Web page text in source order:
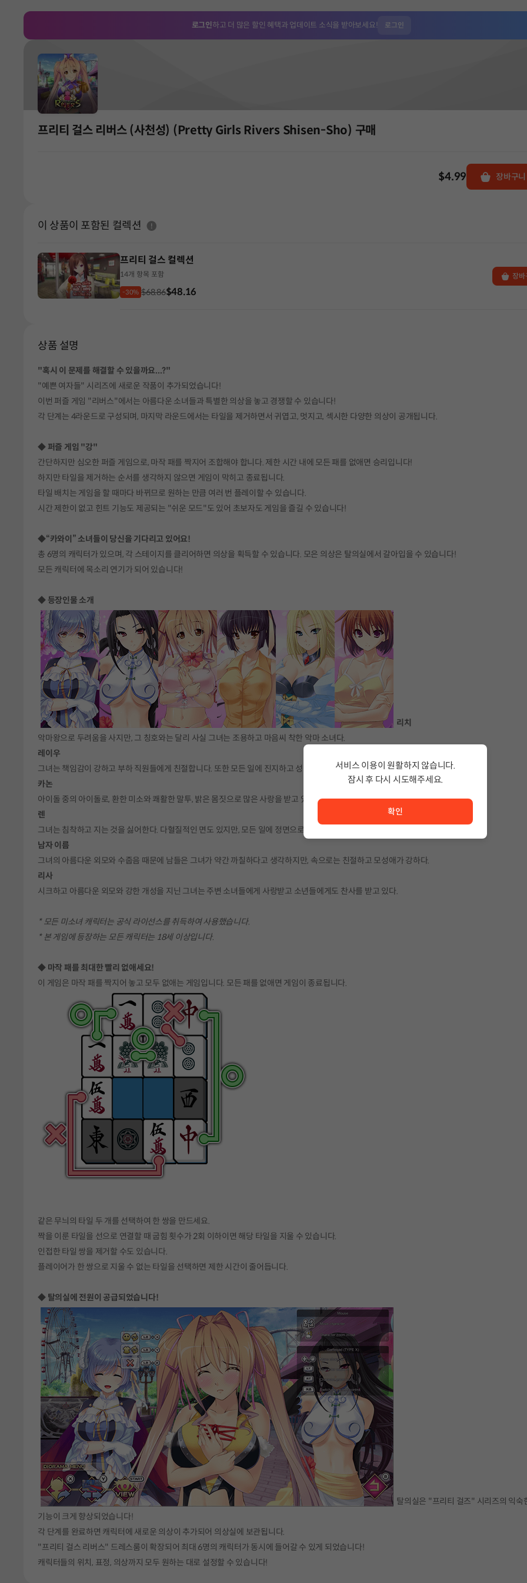
로그인하고 더 많은 할인 혜택과 업데이트 소식을 받아보세요! 로그인
프리티 걸스 리버스 (사천성) (Pretty Girls Rivers Shisen-Sho) 구매
$4.99 장바구니
이 상품이 포함된 컬렉션 도움말
프리티 걸스 컬렉션
14개 항목 포함
-30% $68.86$48.16
장바
상품 설명
"혹시 이 문제를 해결할 수 있을까요...?"
"예쁜 여자들" 시리즈에 새로운 작품이 추가되었습니다!
이번 퍼즐 게임 "리버스"에서는 아름다운 소녀들과 특별한 의상을 놓고 경쟁할 수 있습니다!
각 단계는 4라운드로 구성되며, 마지막 라운드에서는 타일을 제거하면서 귀엽고, 멋지고, 섹시한 다양한 의상이 공개됩니다.
◆ 퍼즐 게임 "강"
간단하지만 심오한 퍼즐 게임으로, 마작 패를 짝지어 조합해야 합니다. 제한 시간 내에 모든 패를 없애면 승리입니다!
하지만 타일을 제거하는 순서를 생각하지 않으면 게임이 막히고 종료됩니다.
타일 배치는 게임을 할 때마다 바뀌므로 원하는 만큼 여러 번 플레이할 수 있습니다.
시간 제한이 없고 힌트 기능도 제공되는 "쉬운 모드"도 있어 초보자도 게임을 즐길 수 있습니다!
◆“카와이” 소녀들이 당신을 기다리고 있어요!
총 6명의 캐릭터가 있으며, 각 스테이지를 클리어하면 의상을 획득할 수 있습니다. 모은 의상은 탈의실에서 갈아입을 수 있습니다!
모든 캐릭터에 목소리 연기가 되어 있습니다!
◆ 등장인물 소개
리치
악마왕으로 두려움을 사지만, 그 칭호와는 달리 사실 그녀는 조용하고 마음씨 착한 악마 소녀다.
레이우
그녀는 책임감이 강하고 부하 직원들에게 친절합니다. 또한 모든 일에 진지하고 성실합니다.
카논
아이돌 중의 아이돌로, 환한 미소와 쾌활한 말투, 밝은 몸짓으로 많은 사랑을 받고 있다.
렌
그녀는 침착하고 지는 것을 싫어한다. 다혈질적인 면도 있지만, 모든 일에 정면으로 맞선다.
남자 이름
그녀의 아름다운 외모와 수줍음 때문에 남들은 그녀가 약간 까칠하다고 생각하지만, 속으로는 친절하고 모성애가 강하다.
리사
시크하고 아름다운 외모와 강한 개성을 지닌 그녀는 주변 소녀들에게 사랑받고 소년들에게도 찬사를 받고 있다.
* 모든 미소녀 캐릭터는 공식 라이선스를 취득하여 사용했습니다.
* 본 게임에 등장하는 모든 캐릭터는 18세 이상입니다.
◆ 마작 패를 최대한 빨리 없애세요!
이 게임은 마작 패를 짝지어 놓고 모두 없애는 게임입니다. 모든 패를 없애면 게임이 종료됩니다.
같은 무늬의 타일 두 개를 선택하여 한 쌍을 만드세요.
짝을 이룬 타일을 선으로 연결할 때 굽힘 횟수가 2회 이하이면 해당 타일을 지울 수 있습니다.
인접한 타일 쌍을 제거할 수도 있습니다.
플레이어가 한 쌍으로 지울 수 없는 타일을 선택하면 제한 시간이 줄어듭니다.
◆ 탈의실에 전원이 공급되었습니다!
탈의실은 "프리티 걸즈" 시리즈의 익숙
기능이 크게 향상되었습니다!
각 단계를 완료하면 캐릭터에 새로운 의상이 추가되어 의상실에 보관됩니다.
"프리티 걸스 리버스" 드레스룸이 확장되어 최대 6명의 캐릭터가 동시에 들어갈 수 있게 되었습니다!
캐릭터들의 위치, 표정, 의상까지 모두 원하는 대로 설정할 수 있습니다!
서비스 이용이 원활하지 않습니다.
잠시 후 다시 시도해주세요.
확인